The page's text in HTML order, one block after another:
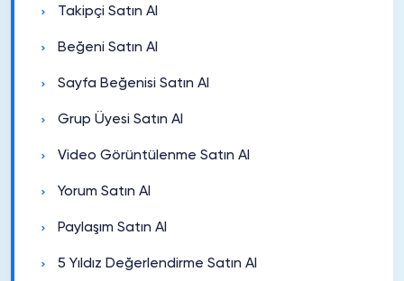
Takipçi Satın Al
Beğeni Satın Al
Sayfa Beğenisi Satın Al
Grup Üyesi Satın Al
Video Görüntülenme Satın Al
Yorum Satın Al
Paylaşım Satın Al
5 Yıldız Değerlendirme Satın Al